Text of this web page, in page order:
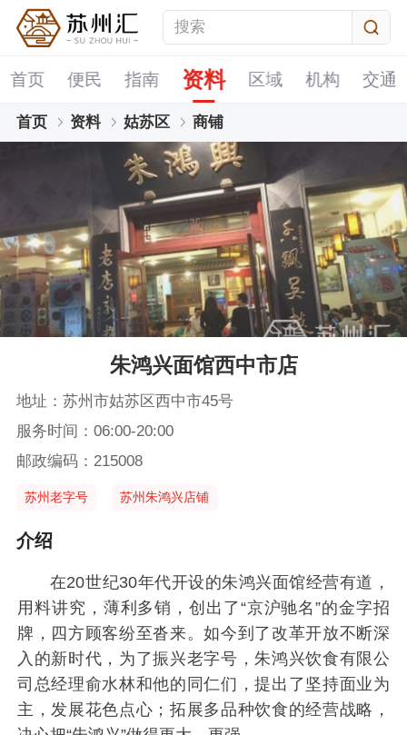
首页 便民 指南 资料 区域 机构 交通
首页 资料 姑苏区 商铺
朱鸿兴面馆西中市店
地址：苏州市姑苏区西中市45号
服务时间：06:00-20:00
邮政编码：215008
苏州老字号 苏州朱鸿兴店铺
介绍
在20世纪30年代开设的朱鸿兴面馆经营有道，
用料讲究，薄利多销，创出了“京沪驰名”的金字招
牌，四方顾客纷至沓来。如今到了改革开放不断深
入的新时代，为了振兴老字号，朱鸿兴饮食有限公
司总经理俞水林和他的同仁们，提出了坚持面业为
主，发展花色点心；拓展多品种饮食的经营战略，